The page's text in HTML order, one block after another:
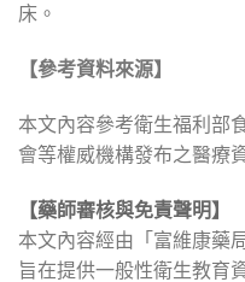
床。
【參考資料來源】
本文內容參考衛生福利部
會等權威機構發布之醫療
【藥師審核與免責聲明】
本文內容經由「富維康藥
旨在提供一般性衛生教育